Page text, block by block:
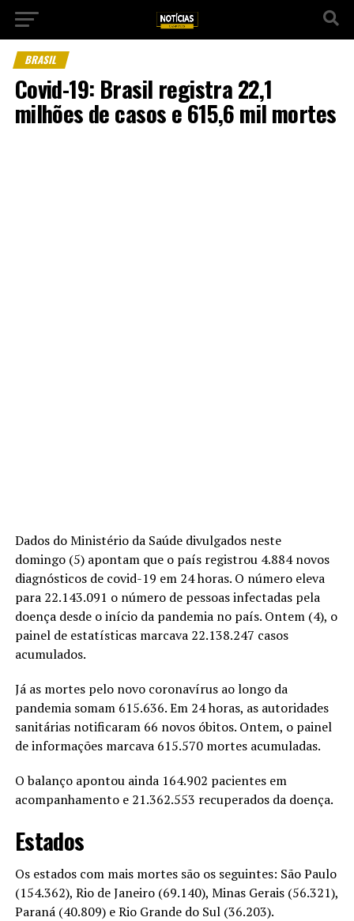
BRASIL
Covid-19: Brasil registra 22,1
milhões de casos e 615,6 mil mortes
Dados do Ministério da Saúde divulgados neste
domingo (5) apontam que o país registrou 4.884 novos
diagnósticos de covid-19 em 24 horas. O número eleva
para 22.143.091 o número de pessoas infectadas pela
doença desde o início da pandemia no país. Ontem (4), o
painel de estatísticas marcava 22.138.247 casos
acumulados.
Já as mortes pelo novo coronavírus ao longo da
pandemia somam 615.636. Em 24 horas, as autoridades
sanitárias notificaram 66 novos óbitos. Ontem, o painel
de informações marcava 615.570 mortes acumuladas.
O balanço apontou ainda 164.902 pacientes em
acompanhamento e 21.362.553 recuperados da doença.
Estados
Os estados com mais mortes são os seguintes: São Paulo
(154.362), Rio de Janeiro (69.140), Minas Gerais (56.321),
Paraná (40.809) e Rio Grande do Sul (36.203).